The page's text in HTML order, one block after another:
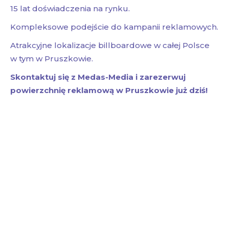
15 lat doświadczenia na rynku.
Kompleksowe podejście do kampanii reklamowych.
Atrakcyjne lokalizacje billboardowe w całej Polsce
w tym w Pruszkowie.
Skontaktuj się z Medas-Media i zarezerwuj
powierzchnię reklamową w Pruszkowie już dziś!